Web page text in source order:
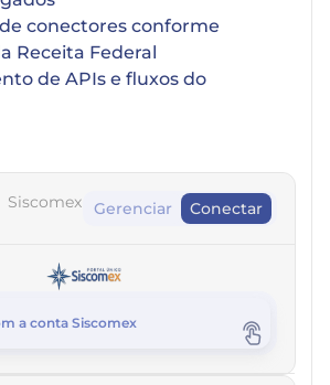
conectores conforme
Receita Federal
de APIs e fluxos do
Siscomex Gerenciar Conectar
a conta Siscomex